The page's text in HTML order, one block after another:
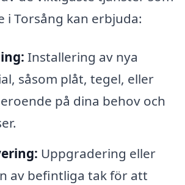
i Torsång kan erbjuda:
Installering av nya
såsom plåt, tegel, eller
på dina behov och
Uppgradering eller
av befintliga tak för att